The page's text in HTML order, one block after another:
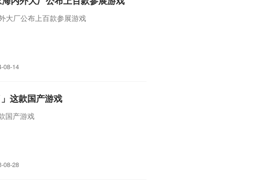
08-14
大厂公布上百款参展游戏
08-28
这款国产游戏
国产游戏